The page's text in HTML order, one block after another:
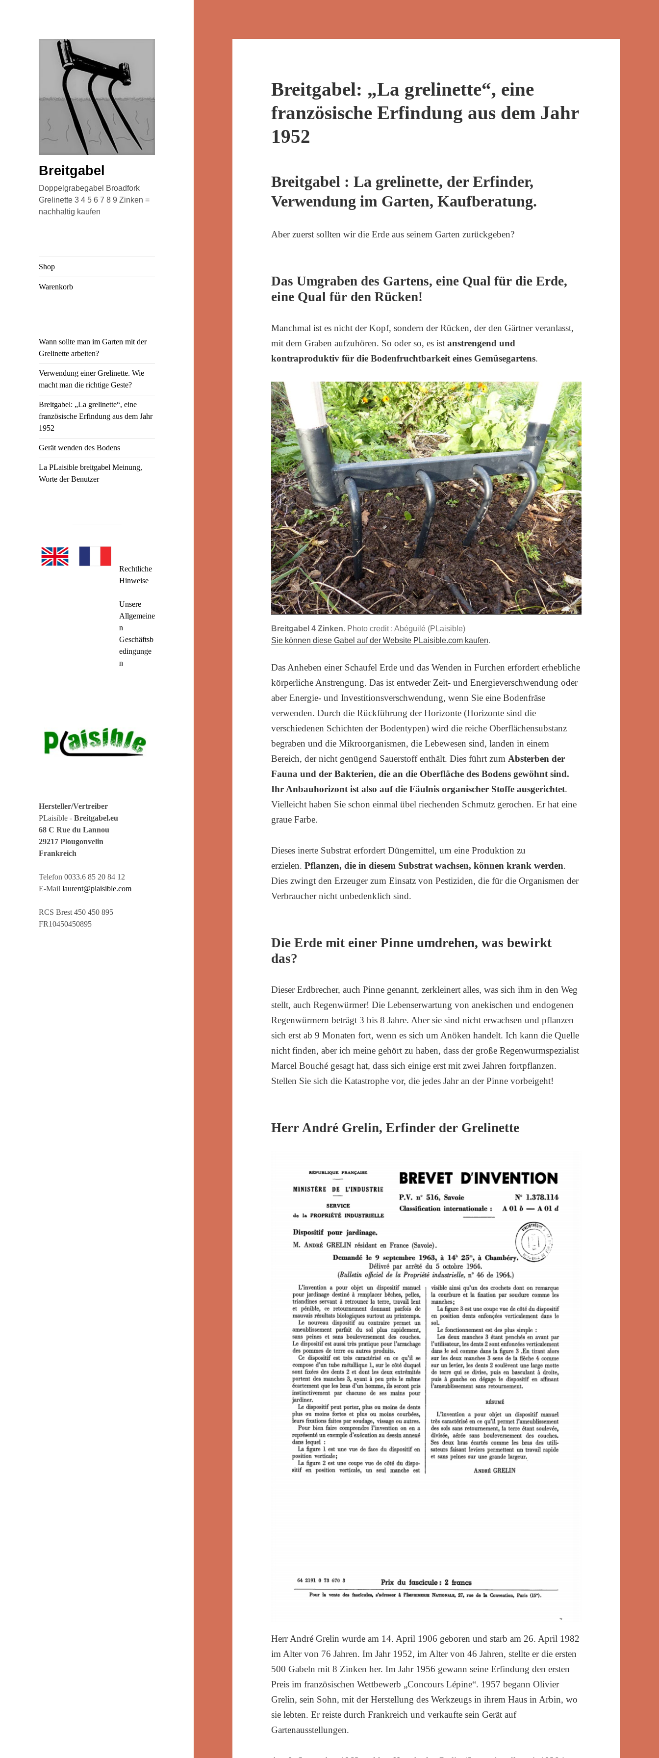
Breitgabel
Doppelgrabegabel Broadfork
Grelinette 3 4 5 6 7 8 9 Zinken =
nachhaltig kaufen
Shop
Warenkorb
Wann sollte man im Garten mit der
Grelinette arbeiten?
Verwendung einer Grelinette. Wie
macht man die richtige Geste?
Breitgabel: „La grelinette“, eine
französische Erfindung aus dem Jahr
1952
Gerät wenden des Bodens
La PLaisible breitgabel Meinung,
Worte der Benutzer
Rechtliche
Hinweise
Unsere
Allgemeine
n
Geschäftsb
edingunge
n
Hersteller/Vertreiber
PLaisible -Breitgabel.eu
68 C Rue du Lannou
29217 Plougonvelin
Frankreich
Telefon 0033.6 85 20 84 12
E-Maillaurent@plaisible.com
RCS Brest 450 450 895
FR10450450895
Breitgabel: „La grelinette“, eine
französische Erfindung aus dem Jahr
1952
Breitgabel : La grelinette, der Erfinder,
Verwendung im Garten, Kaufberatung.
Aber zuerst sollten wir die Erde aus seinem Garten zurückgeben?
Das Umgraben des Gartens, eine Qual für die Erde,
eine Qual für den Rücken!
Manchmal ist es nicht der Kopf, sondern der Rücken, der den Gärtner veranlasst,
mit dem Graben aufzuhören. So oder so, es istanstrengend und
kontraproduktiv für die Bodenfruchtbarkeit eines Gemüsegartens.
Breitgabel 4 Zinken. Photo credit : Abéguilé (PLaisible)
Sie können diese Gabel auf der Website PLaisible.com kaufen.
Das Anheben einer Schaufel Erde und das Wenden in Furchen erfordert erhebliche
körperliche Anstrengung. Das ist entweder Zeit- und Energieverschwendung oder
aber Energie- und Investitionsverschwendung, wenn Sie eine Bodenfräse
verwenden. Durch die Rückführung der Horizonte (Horizonte sind die
verschiedenen Schichten der Bodentypen) wird die reiche Oberflächensubstanz
begraben und die Mikroorganismen, die Lebewesen sind, landen in einem
Bereich, der nicht genügend Sauerstoff enthält. Dies führt zumAbsterben der
Fauna und der Bakterien, die an die Oberfläche des Bodens gewöhnt sind.
Ihr Anbauhorizont ist also auf die Fäulnis organischer Stoffe ausgerichtet.
Vielleicht haben Sie schon einmal übel riechenden Schmutz gerochen. Er hat eine
graue Farbe.
Dieses inerte Substrat erfordert Düngemittel, um eine Produktion zu
erzielen.Pflanzen, die in diesem Substrat wachsen, können krank werden.
Dies zwingt den Erzeuger zum Einsatz von Pestiziden, die für die Organismen der
Verbraucher nicht unbedenklich sind.
Die Erde mit einer Pinne umdrehen, was bewirkt
das?
Dieser Erdbrecher, auch Pinne genannt, zerkleinert alles, was sich ihm in den Weg
stellt, auch Regenwürmer! Die Lebenserwartung von anekischen und endogenen
Regenwürmern beträgt 3 bis 8 Jahre. Aber sie sind nicht erwachsen und pflanzen
sich erst ab 9 Monaten fort, wenn es sich um Anöken handelt. Ich kann die Quelle
nicht finden, aber ich meine gehört zu haben, dass der große Regenwurmspezialist
Marcel Bouché gesagt hat, dass sich einige erst mit zwei Jahren fortpflanzen.
Stellen Sie sich die Katastrophe vor, die jedes Jahr an der Pinne vorbeigeht!
Herr André Grelin, Erfinder der Grelinette
Herr André Grelin wurde am 14. April 1906 geboren und starb am 26. April 1982
im Alter von 76 Jahren. Im Jahr 1952, im Alter von 46 Jahren, stellte er die ersten
500 Gabeln mit 8 Zinken her. Im Jahr 1956 gewann seine Erfindung den ersten
Preis im französischen Wettbewerb „Concours Lépine“. 1957 begann Olivier
Grelin, sein Sohn, mit der Herstellung des Werkzeugs in ihrem Haus in Arbin, wo
sie lebten. Er reiste durch Frankreich und verkaufte sein Gerät auf
Gartenausstellungen.